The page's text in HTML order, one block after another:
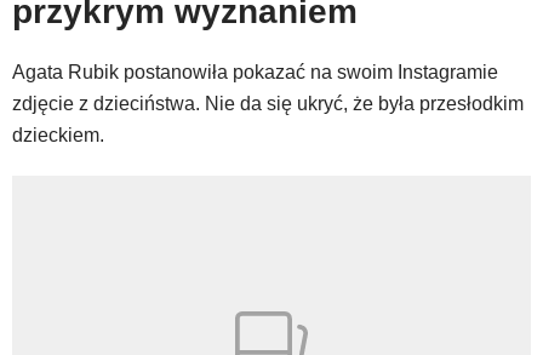
Newsletter
Wizaz Summer Influ School
Mój profil / Zarejestruj się
przykrym wyznaniem
Agata Rubik postanowiła pokazać na swoim Instagramie
zdjęcie z dzieciństwa. Nie da się ukryć, że była przesłodkim
dzieckiem.